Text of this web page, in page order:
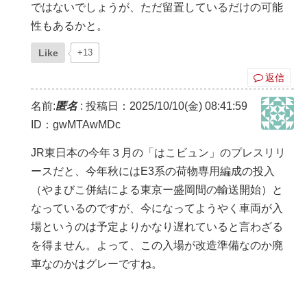
ではないでしょうが、ただ留置しているだけの可能
性もあるかと。
Like +13
返信
名前:匿名: 投稿日：2025/10/10(金) 08:41:59
ID：gwMTAwMDc
JR東日本の今年３月の「はこビュン」のプレスリリ
ースだと、今年秋にはE3系の荷物専用編成の投入
（やまびこ併結による東京ー盛岡間の輸送開始）と
なっているのですが、今になってようやく車両が入
場というのは予定よりかなり遅れていると言わざる
を得ません。よって、この入場が改造準備なのか廃
車なのかはグレーですね。